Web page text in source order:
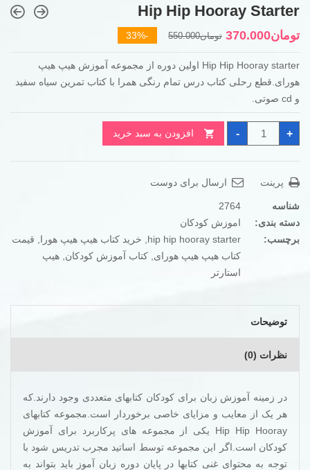
Hip Hip Hooray Starter
تومان550.000قیمت
تومان550.000
بود.
تومان370.000
قیمت
تومان370.000
است.
Hip Hip Hooray starter اولین دوره از مجموعه آموزش هیپ هیپ
هورای.قطع رحلی کتاب درس تمام رنگی همرا با کتاب تمرین سیاه سفید
و cd صوتی.
-
Hip
Hooray
عدد
+ افزودن به سبد خرید
پرینت ارسال برای دوست
شناسه
2764
دسته بندی:
اموزش کودکان
برچسب:
hip hip hooray starter
, خرید کتاب هیپ هیپ هورا ,
قیمت
کتاب هیپ هیپ هورای, کتاب آموزش کودکان, هیپ
استارتر
توضیحات
نظرات (0)
در زمینه آموزش زبان برای کودکان کتابهای متعددی وجود دارند.که
هر یک از معایب و مزایای خاصی برخوردار است.مجموعه کتابهای
Hip Hip Hooray یکی از مجموعه های پرکاربرد برای آموزش
کودکان است.اگر این مجموعه توسط اساتید مجرب تدریس شود با
توجه به محتوای غنی کتابها در پایان دوره زبان آموز باید بتواند به